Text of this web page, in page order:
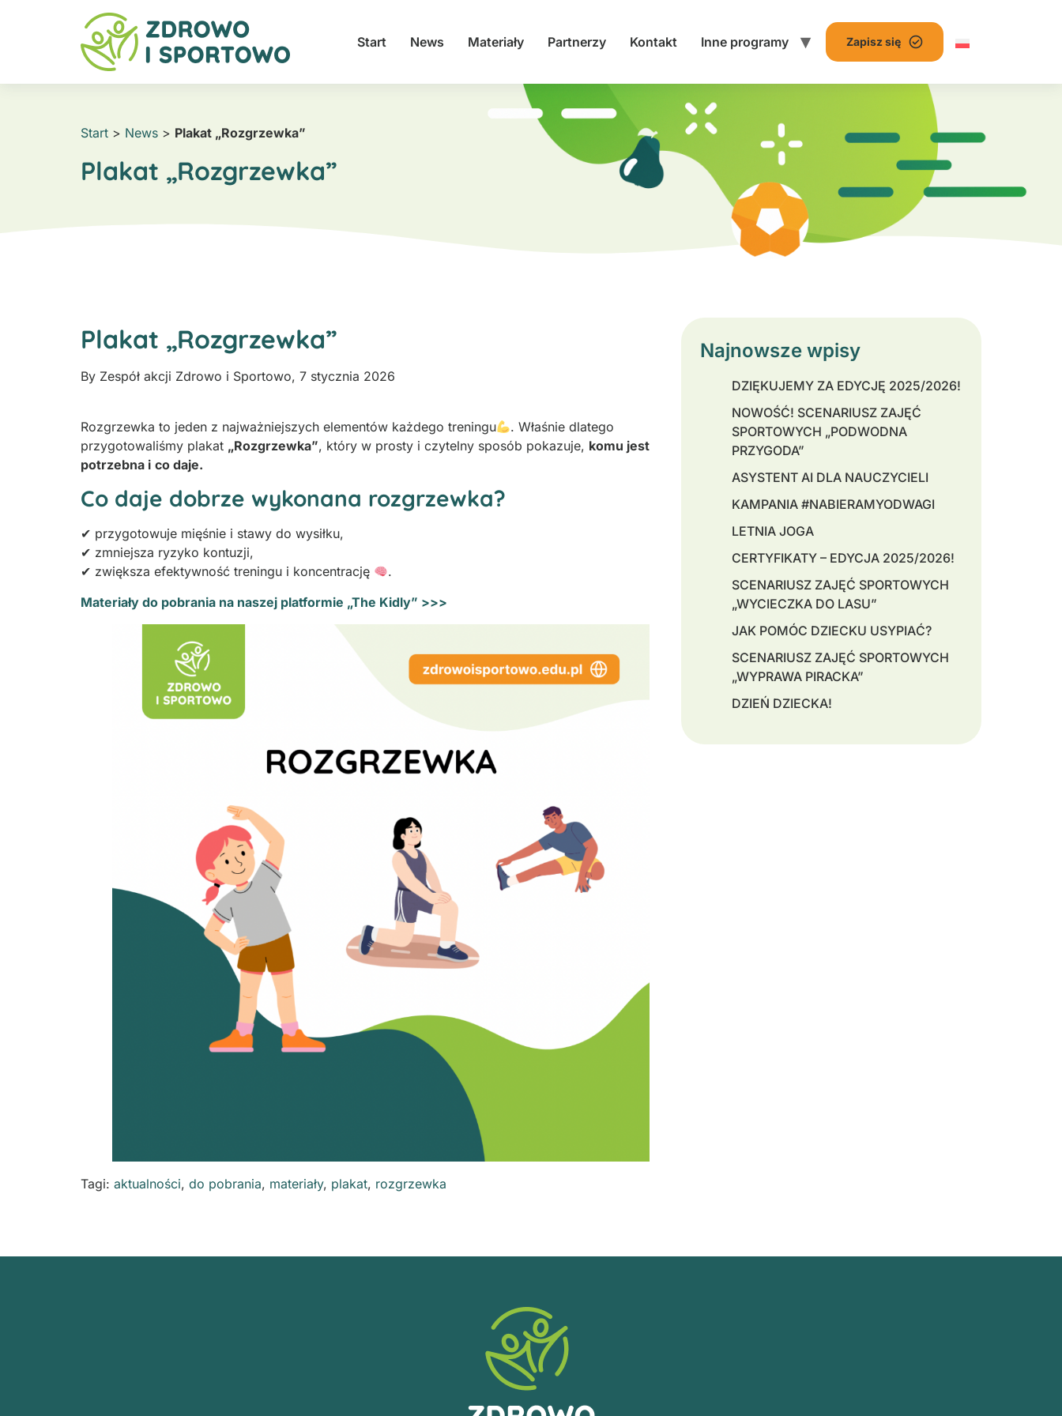
Start News Materiały Partnerzy Kontakt Inne programy Zapisz się
Start > News > Plakat „Rozgrzewka”
Plakat „Rozgrzewka”
Plakat „Rozgrzewka”
By Zespół akcji Zdrowo i Sportowo, 7 stycznia 2026
Rozgrzewka to jeden z najważniejszych elementów każdego treningu
. Właśnie dlatego
przygotowaliśmy plakat „Rozgrzewka”, który w prosty i czytelny sposób pokazuje, komu jest
potrzebna i co daje.
Co daje dobrze wykonana rozgrzewka?
✔ przygotowuje mięśnie i stawy do wysiłku,
✔ zmniejsza ryzyko kontuzji,
✔ zwiększa efektywność treningu i koncentrację
.
Materiały do pobrania na naszej platformie „The Kidly” >>>
Tagi: aktualności, do pobrania, materiały, plakat, rozgrzewka
Najnowsze wpisy
DZIĘKUJEMY ZA EDYCJĘ 2025/2026!
NOWOŚĆ! SCENARIUSZ ZAJĘĆ
SPORTOWYCH „PODWODNA
PRZYGODA”
ASYSTENT AI DLA NAUCZYCIELI
KAMPANIA #NABIERAMYODWAGI
LETNIA JOGA
CERTYFIKATY – EDYCJA 2025/2026!
SCENARIUSZ ZAJĘĆ SPORTOWYCH
„WYCIECZKA DO LASU”
JAK POMÓC DZIECKU USYPIAĆ?
SCENARIUSZ ZAJĘĆ SPORTOWYCH
„WYPRAWA PIRACKA”
DZIEŃ DZIECKA!